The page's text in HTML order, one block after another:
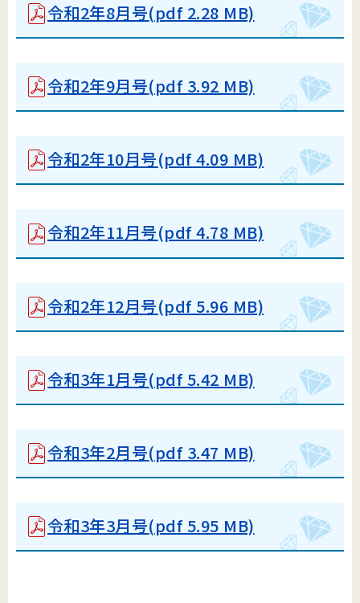
令和2年8月号(pdf 2.28 MB)
令和2年9月号(pdf 3.92 MB)
令和2年10月号(pdf 4.09 MB)
令和2年11月号(pdf 4.78 MB)
令和2年12月号(pdf 5.96 MB)
令和3年1月号(pdf 5.42 MB)
令和3年2月号(pdf 3.47 MB)
令和3年3月号(pdf 5.95 MB)